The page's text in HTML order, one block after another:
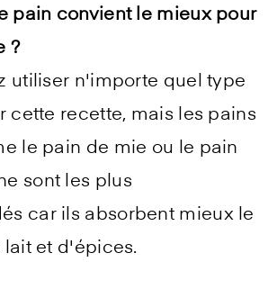
pain convient le mieux pour
?
utiliser n'importe quel type
cette recette, mais les pains
le pain de mie ou le pain
sont les plus
car ils absorbent mieux le
et d'épices.